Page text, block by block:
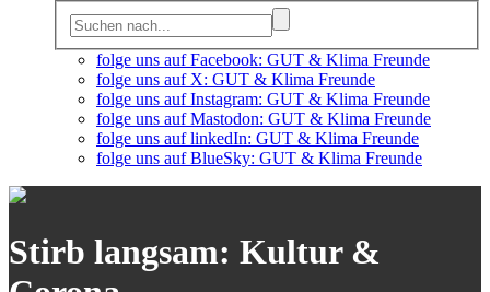
folge uns auf Facebook: GUT & Klima Freunde
folge uns auf X: GUT & Klima Freunde
folge uns auf Instagram: GUT & Klima Freunde
folge uns auf Mastodon: GUT & Klima Freunde
folge uns auf linkedIn: GUT & Klima Freunde
folge uns auf BlueSky: GUT & Klima Freunde
Stirb langsam: Kultur &